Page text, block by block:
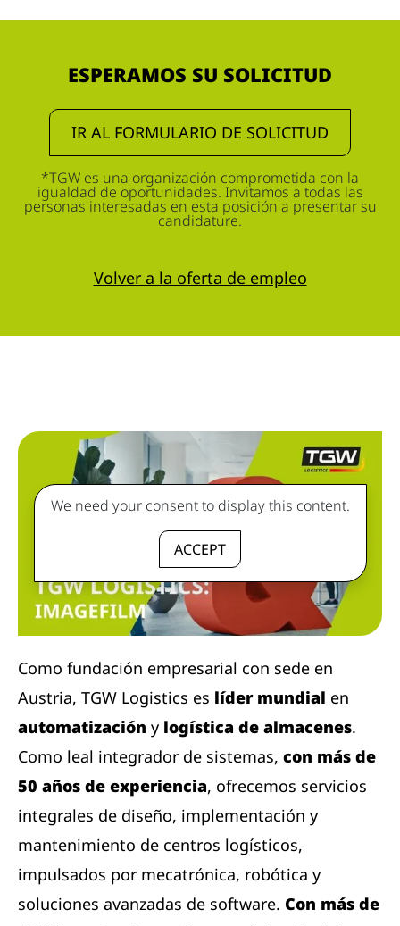
ESPERAMOS SU SOLICITUD
IR AL FORMULARIO DE SOLICITUD
*TGW es una organización comprometida con la
igualdad de oportunidades. Invitamos a todas las
personas interesadas en esta posición a presentar su
candidature.
Volver a la oferta de empleo
We need your consent to display this content.
ACCEPT
Como fundación empresarial con sede en
Austria, TGW Logistics es líder mundial en
automatización y logística de almacenes.
Como leal integrador de sistemas, con más de
50 años de experiencia, ofrecemos servicios
integrales de diseño, implementación y
mantenimiento de centros logísticos,
impulsados ​​por mecatrónica, robótica y
soluciones avanzadas de software. Con más de